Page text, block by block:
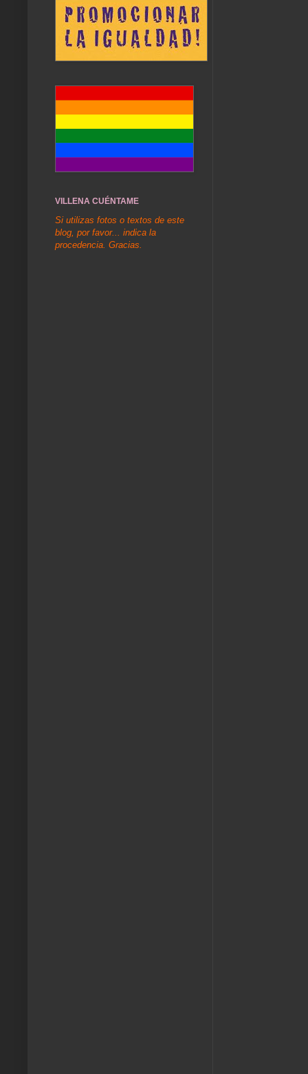
VILLENA CUÉNTAME
Si utilizas fotos o textos de este
blog, por favor... indica la
procedencia. Gracias.